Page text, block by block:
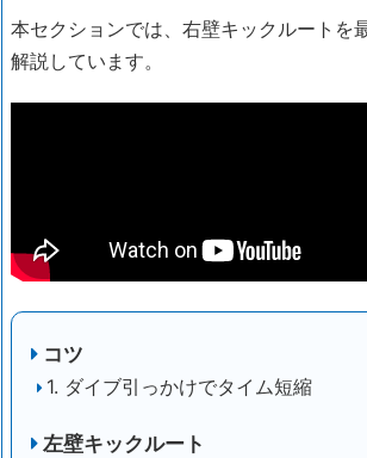
本セクションでは、右壁キックルートを
解説しています。
コツ
1. ダイブ引っかけでタイム短縮
左壁キックルート